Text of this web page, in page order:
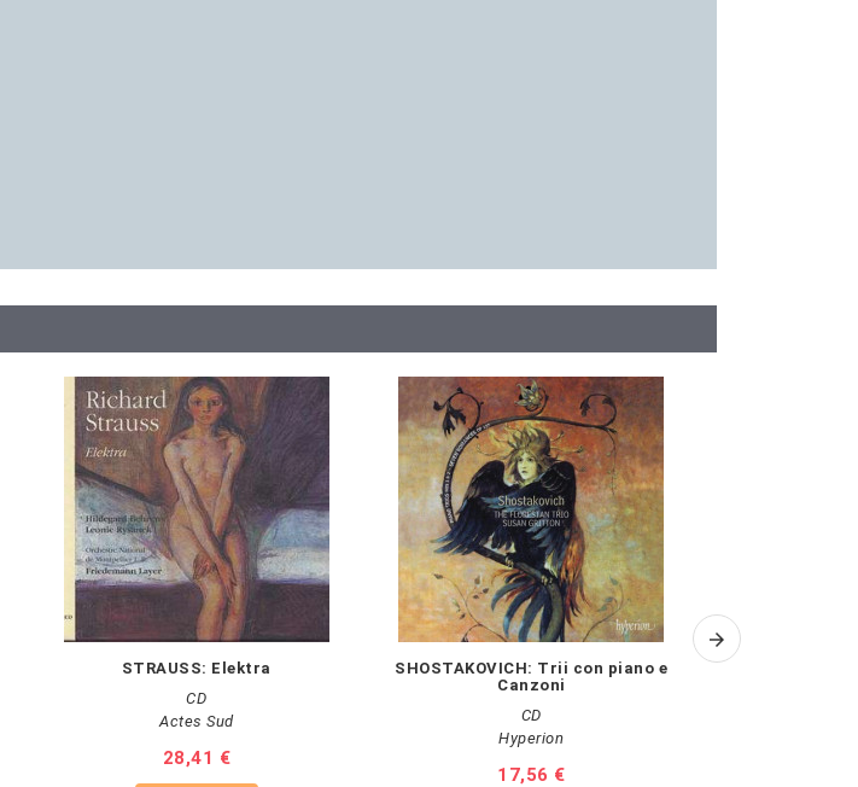
STRAUSS: Elektra
CD
Actes Sud
Prezzo
28,41 €
SHOSTAKOVICH: Trii con piano e
Canzoni
CD
Hyperion
Prezzo
17,56 €